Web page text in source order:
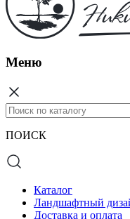
Меню
ПОИСК
Каталог
Ландшафтный
Доставка и оплата